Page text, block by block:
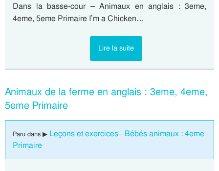
Dans la basse-cour – Animaux en anglais : 3eme,
4eme, 5eme Primaire I’m a Chicken…
Lire la suite
Animaux de la ferme en anglais : 3eme, 4eme,
5eme Primaire
Paru dans ▶ Leçons et exercices - Bébés animaux : 4eme
Primaire